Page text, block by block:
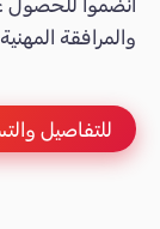
والمرافقة
للتفاصيل